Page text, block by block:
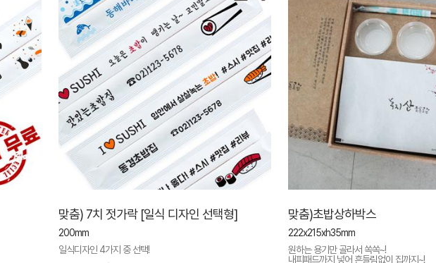
맞춤) 7치 젓가락 [일식 디자인 선택형]
200mm
일식디자인 4가지 중 선택!
맞춤)초밥상하박스
222x215xh35mm
원하는 용기만 골라서 쏙쏙~!
내피패드까지 넣어 흔들림없이 집까지~!